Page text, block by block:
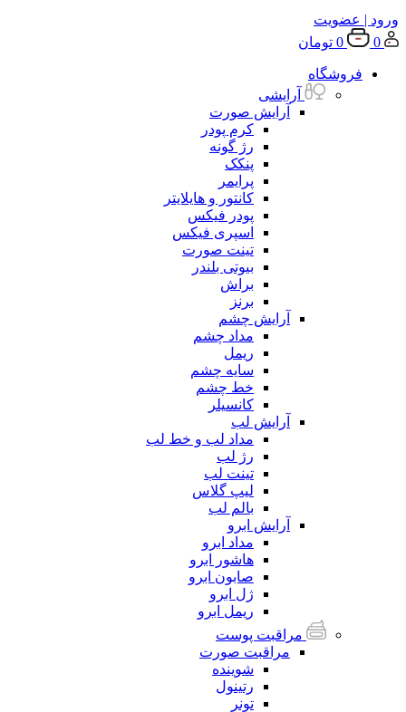
ورود | عضویت
0
0 تومان
فروشگاه
آرایشی
آرایش صورت
کرم پودر
رژ گونه
پنکک
پرایمر
کانتور و هایلایتر
پودر فیکس
اسپری فیکس
تینت صورت
بیوتی بلندر
براش
برنز
آرایش چشم
مداد چشم
ریمل
سایه چشم
خط چشم
کانسیلر
آرایش لب
مداد لب و خط لب
رژ لب
تینت لب
لیپ گلاس
بالم لب
آرایش ابرو
مداد ابرو
هاشور ابرو
صابون ابرو
ژل ابرو
ریمل ابرو
مراقبت پوست
مراقبت صورت
شوینده
رتینول
تونر